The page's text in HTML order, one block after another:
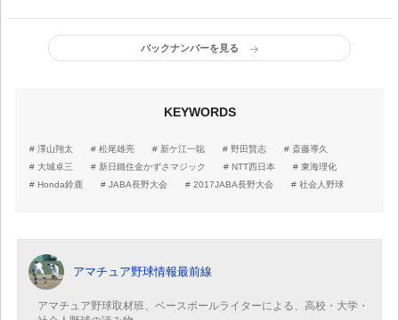
バックナンバーを見る
KEYWORDS
澤山翔太 松尾雄亮 新ケ江一聡 野田賢志
斎藤導久
大城卓三
新日鐵住金かずさマジック NTT西日本
東海理化
Honda鈴鹿
JABA長野大会 2017JABA長野大会 社会人野球
アマチュア野球情報最前線
アマチュア野球取材班、ベースボールライターによる、高校・大学・